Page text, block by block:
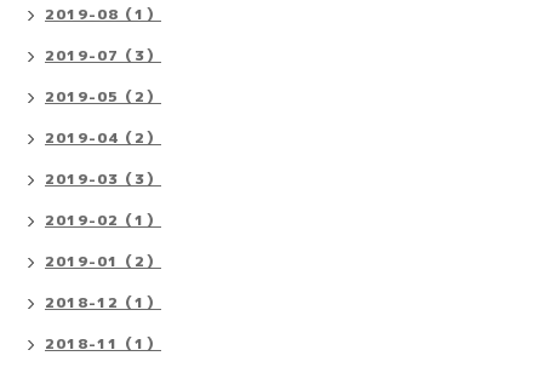
2019-08（1）
2019-07（3）
2019-05（2）
2019-04（2）
2019-03（3）
2019-02（1）
2019-01（2）
2018-12（1）
2018-11（1）